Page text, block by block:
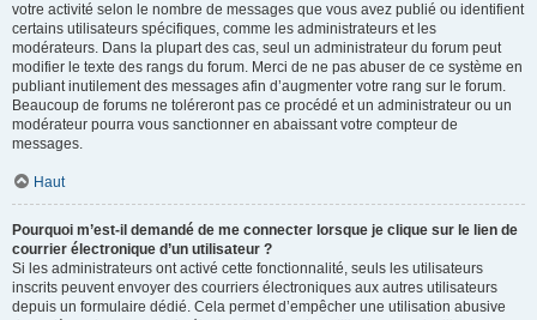
votre activité selon le nombre de messages que vous avez publié ou identifient
certains utilisateurs spécifiques, comme les administrateurs et les
modérateurs. Dans la plupart des cas, seul un administrateur du forum peut
modifier le texte des rangs du forum. Merci de ne pas abuser de ce système en
publiant inutilement des messages afin d’augmenter votre rang sur le forum.
Beaucoup de forums ne toléreront pas ce procédé et un administrateur ou un
modérateur pourra vous sanctionner en abaissant votre compteur de
messages.
Haut
Pourquoi m’est-il demandé de me connecter lorsque je clique sur le lien de
courrier électronique d’un utilisateur ?
Si les administrateurs ont activé cette fonctionnalité, seuls les utilisateurs
inscrits peuvent envoyer des courriers électroniques aux autres utilisateurs
depuis un formulaire dédié. Cela permet d’empêcher une utilisation abusive